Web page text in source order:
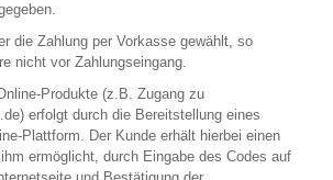
die Zahlung per Vorkasse gewählt, so
nicht vor Zahlungseingang.
Produkte (z.B. Zugang zu
erfolgt durch die Bereitstellung eines
Plattform. Der Kunde erhält hierbei einen
ermöglicht, durch Eingabe des Codes auf